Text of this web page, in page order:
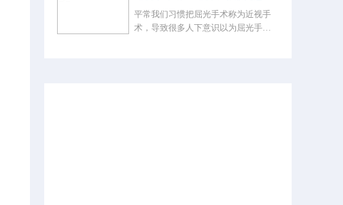
平常我们习惯把屈光手术称为近视手
术，导致很多人下意识以为屈光手术